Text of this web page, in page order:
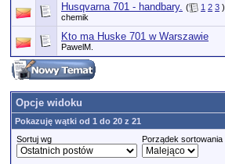
Husqvarna 701 - handbary. ( 1 2 3 )
chemik
Kto ma Huske 701 w Warszawie
PawelM.
Opcje widoku
Pokazuję wątki od 1 do 20 z 21
Sortuj wg
Porządek sortowania